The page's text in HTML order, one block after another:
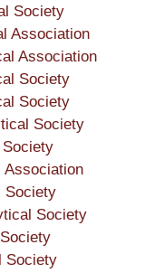
Society
Association
Association
Society
Society
Society
Association
Society
Society
Society